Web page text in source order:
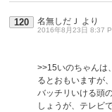
120 名無しだＪ より
2016年8月23日 8:37
>>15いのちゃんは
るとおもいますが
バッチリいける頭
しょうが、テレビ